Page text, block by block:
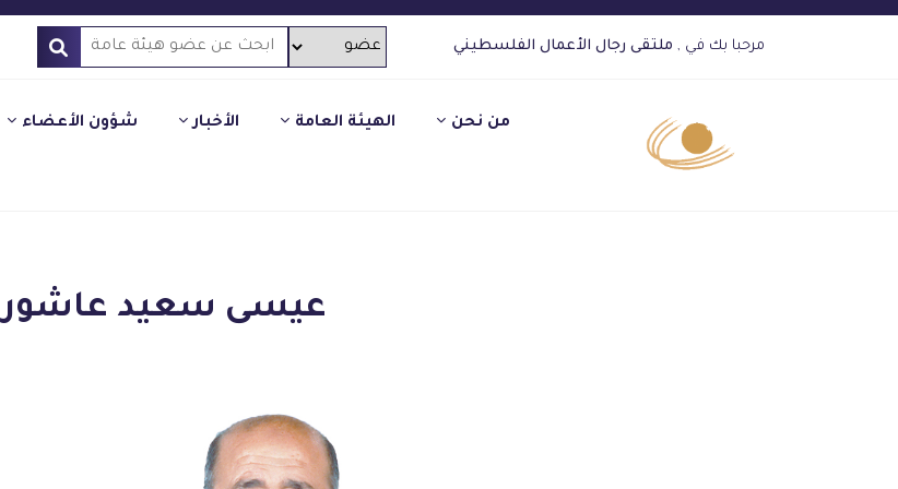
مرحبا بك في , ملتقى رجال الأعمال الفلسطيني
من نحن الهيئة العامة الأخبار شؤون الأعضاء
عيسى سعيد عاشور